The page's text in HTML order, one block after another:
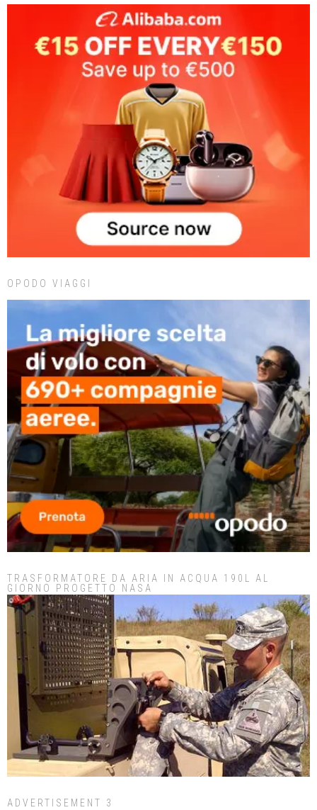
OPODO VIAGGI
TRASFORMATORE DA ARIA IN ACQUA 190L AL
GIORNO PROGETTO NASA
ADVERTISEMENT 3